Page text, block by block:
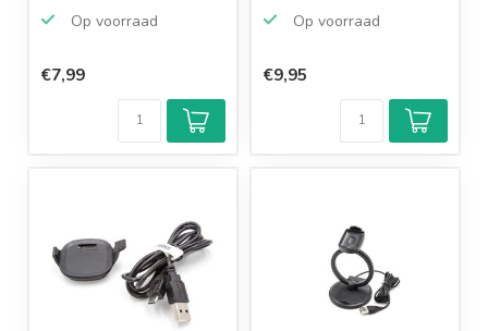
Op voorraad
€7,99
Op voorraad
9,2/10
Achteraf
betalen mogelijk
€9,95